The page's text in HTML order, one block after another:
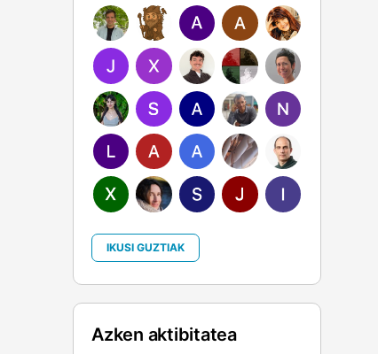
IKUSI GUZTIAK
Azken aktibitatea